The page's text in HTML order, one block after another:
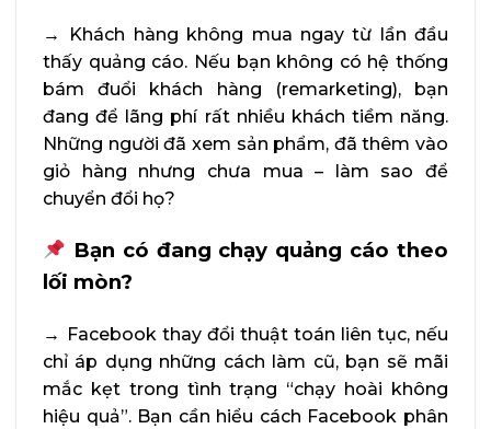
→ Khách hàng không mua ngay từ lần đầu
thấy quảng cáo. Nếu bạn không có hệ thống
bám đuổi khách hàng (remarketing), bạn
đang để lãng phí rất nhiều khách tiềm năng.
Những người đã xem sản phẩm, đã thêm vào
giỏ hàng nhưng chưa mua – làm sao để
chuyển đổi họ?
Bạn có đang chạy quảng cáo theo
lối mòn?
→
Facebook thay đổi thuật toán liên tục, nếu
chỉ áp dụng những cách làm cũ, bạn sẽ mãi
mắc kẹt trong tình trạng “chạy hoài không
hiệu quả”. Bạn cần hiểu cách Facebook phân